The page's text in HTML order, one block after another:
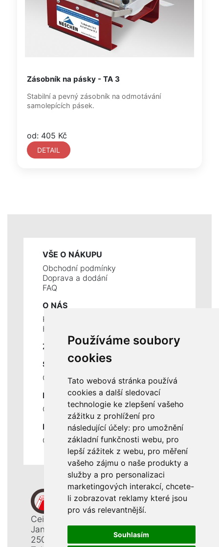
Používáme soubory
cookies
Tato webová stránka používá
cookies a další sledovací
technologie ke zlepšení vašeho
zážitku z prohlížení pro
následující účely: pro umožnění
základní funkčnosti webu, pro
lepší zážitek z webu, pro měření
vašeho zájmu o naše produkty a
služby a pro personalizaci
marketingových interakcí, chcete-
li zobrazovat reklamy které jsou
pro vás relevantnější.
Souhlasím
Zásobník na pásky - TA 3
Stabilní a pevný zásobník na odmotávání
samolepících pásek.
od: 405 Kč
DETAIL
VŠE O NÁKUPU
Obchodní podmínky
Doprava a dodání
FAQ
O NÁS
Kontakty
Historie a současnost
ZÁKLADNÍ ÚDAJE
SLUŽBY
Ceník servisních prací
DŮLEŽITÉ INFORMACE
Ochrana osobních údajů
RYCHLÉ ODKAZY
Odstoupení od smlouvy
Ceiba, s. r. o.
Jana Opletala 1265
250 01 Brandýs n. L. - St. Boleslav